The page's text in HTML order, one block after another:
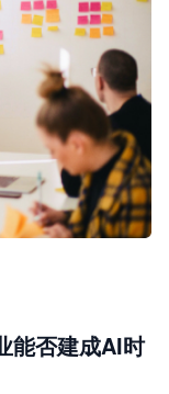
能否建成AI时